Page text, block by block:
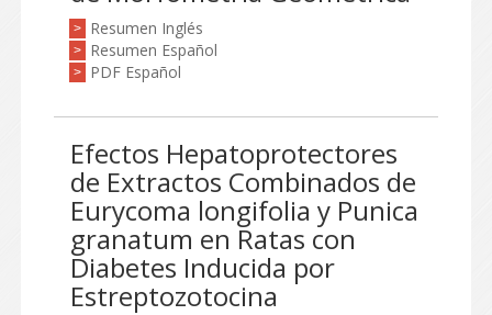
> Resumen Inglés
> Resumen Español
> PDF Español
Efectos Hepatoprotectores
de Extractos Combinados de
Eurycoma longifolia y Punica
granatum en Ratas con
Diabetes Inducida por
Estreptozotocina